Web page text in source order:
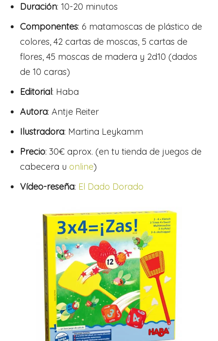
Duración: 10-20 minutos
Componentes: 6 matamoscas de plástico de
colores, 42 cartas de moscas, 5 cartas de
flores, 45 moscas de madera y 2d10 (dados
de 10 caras)
Editorial: Haba
Autora: Antje Reiter
Ilustradora: Martina Leykamm
Precio: 30€ aprox. (en tu tienda de juegos de
cabecera u online)
Vídeo-reseña: El Dado Dorado